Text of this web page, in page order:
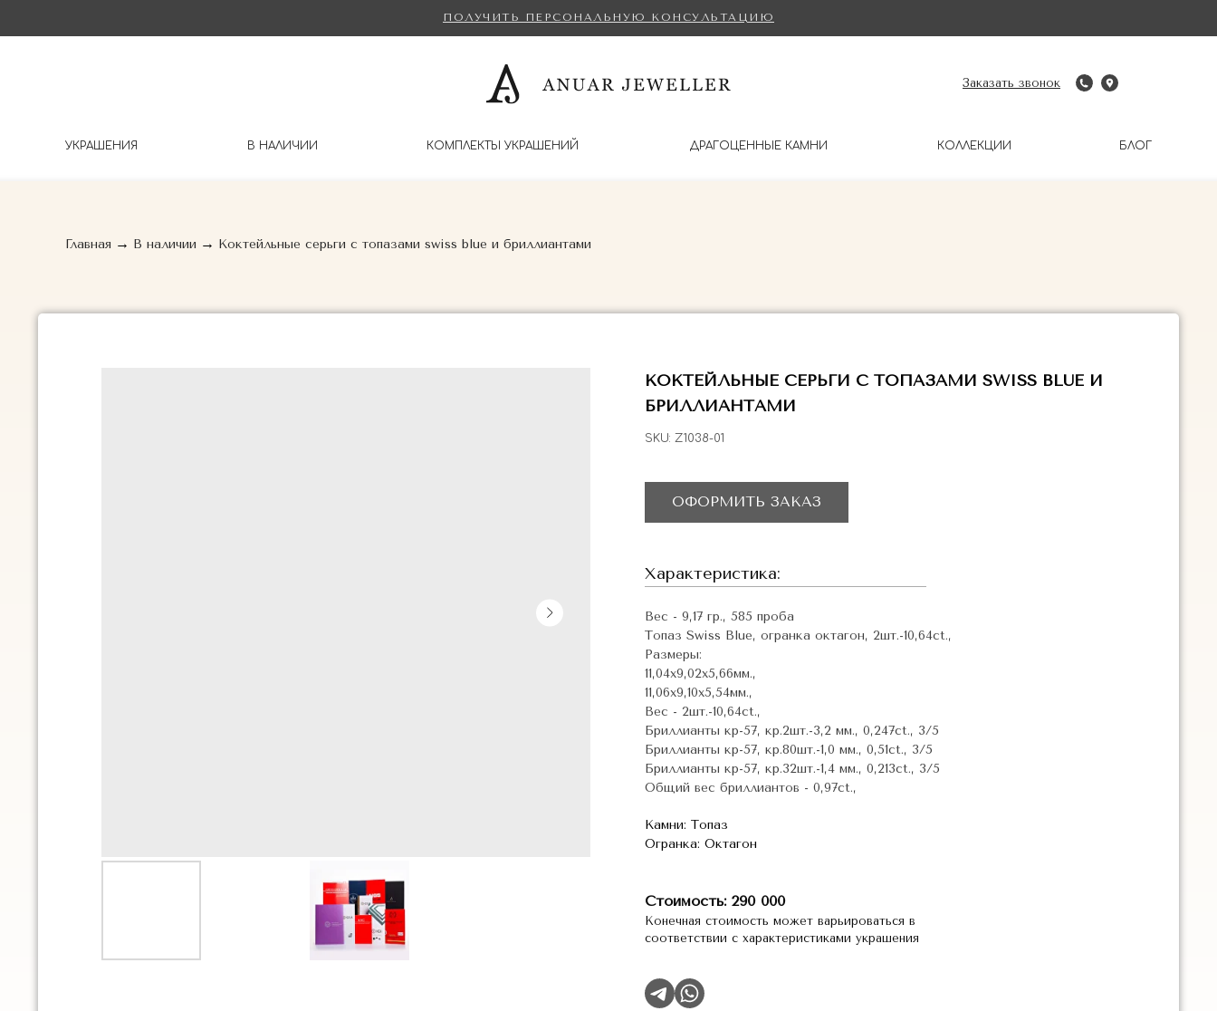
ДРАГОЦЕННЫЕ КАМНИ
УКРАШЕНИЯ КОМПЛЕКТЫ УКРАШЕНИЙ БЛОГ
КОЛЛЕКЦИИ
В НАЛИЧИИ
ПОЛУЧИТЬ ПЕРСОНАЛЬНУЮ КОНСУЛЬТАЦИЮ
Заказать звонок
Главная → В наличии → Коктейльные серьги с топазами swiss blue и бриллиантами
КОКТЕЙЛЬНЫЕ СЕРЬГИ С ТОПАЗАМИ SWISS BLUE И
БРИЛЛИАНТАМИ
SKU: Z1038-01
ОФОРМИТЬ ЗАКАЗ
Характеристика:
Вес - 9,17 гр., 585 проба
Топаз Swiss Blue, огранка октагон, 2шт.-10,64ct.,
Размеры:
11,04х9,02х5,66мм.,
11,06х9,10х5,54мм.,
Вес - 2шт.-10,64ct.,
Бриллианты кр-57, кр.2шт.-3,2 мм., 0,247ct., 3/5
Бриллианты кр-57, кр.80шт.-1,0 мм., 0,51ct., 3/5
Бриллианты кр-57, кр.32шт.-1,4 мм., 0,213ct., 3/5
Общий вес бриллиантов - 0,97ct.,
Камни: Топаз
Огранка: Октагон
Стоимость: 290 000
Конечная стоимость может варьироваться в
соответствии с характеристиками украшения